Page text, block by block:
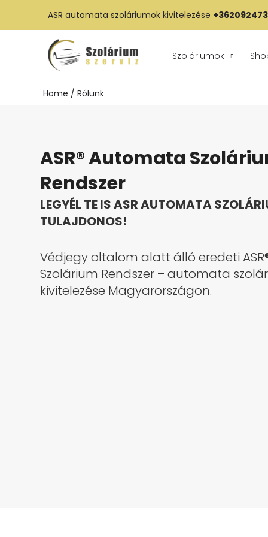
ASR automata szoláriumok kivitelezése
Szoláriumok
Home Rólunk
ASR® Automata
Rendszer
LEGYÉL TE IS ASR AUTOMATA
TULAJDONOS!
Védjegy oltalom alatt álló eredeti
Szolárium Rendszer – automata
kivitelezése Magyarországon.